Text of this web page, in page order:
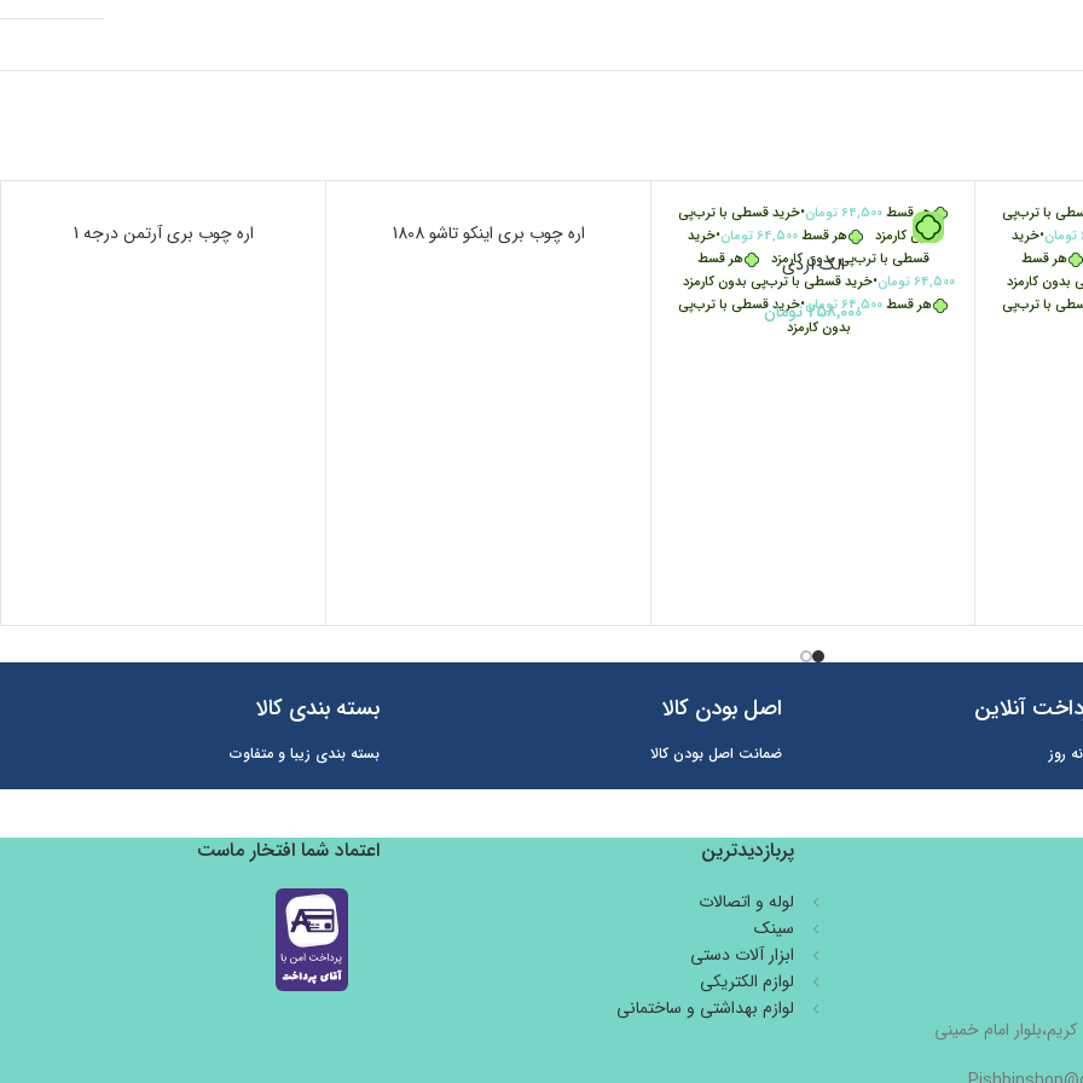
با ترب‌پی
تومان•خرید
هر قسط
کارمزد
با ترب‌پی
هر قسط64,500 تومان•خرید قسطی با ترب‌پی
بدون کارمزد
هر قسط64,500 تومان•خرید
قسطی با ترب‌پی بدون کارمزد
هر قسط
64,500 تومان•خرید قسطی با ترب‌پی بدون کارمزد
هر قسط64,500 تومان•خرید قسطی با ترب‌پی
بدون کارمزد
الک آردی
258,000تومان
ناموجوداره چوب بری اینکو تاشو 1808 ناموجوداره چوب بری آرتمن درجه 1
آنلاین
روز
اصل بودن کالا
ضمانت اصل بودن کالا
بسته بندی کالا
بسته بندی زیبا و متفاوت
امام خمینی
پربازدیدترین
لوله و اتصالات
سینک
ابزار آلات دستی
لوازم الکتریکی
لوازم بهداشتی و ساختمانی
اعتماد شما افتخار ماست